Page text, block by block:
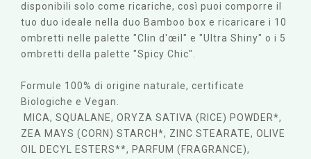
disponibili solo come ricariche, così puoi comporre il
tuo duo ideale nella duo Bamboo box e ricaricare i 10
ombretti nelle palette "Clin d'œil" e "Ultra Shiny" o i 5
ombretti della palette "Spicy Chic".
Formule 100% di origine naturale, certificate
Biologiche e Vegan.
MICA, SQUALANE, ORYZA SATIVA (RICE) POWDER*,
ZEA MAYS (CORN) STARCH*, ZINC STEARATE, OLIVE
OIL DECYL ESTERS**, PARFUM (FRAGRANCE),